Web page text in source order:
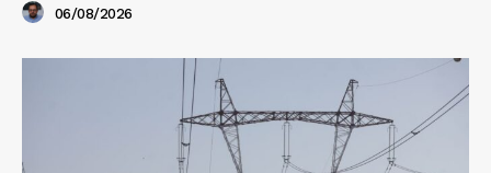
06/08/2026